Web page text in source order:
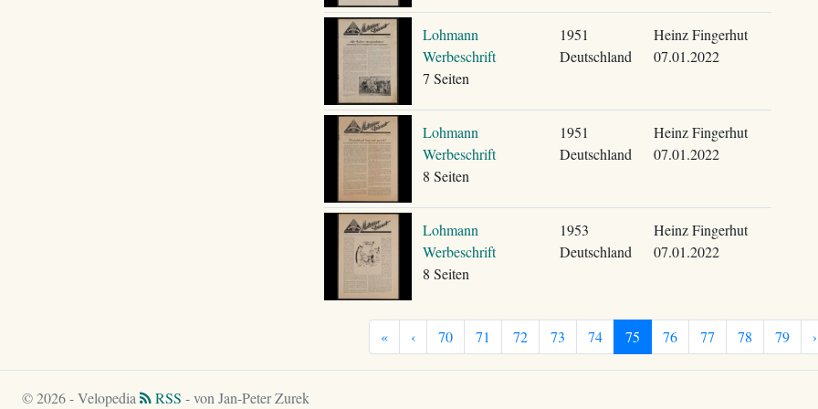
Lohmann
Werbeschrift
7 Seiten
1951
Deutschland
Heinz Fingerhut
07.01.2022
Lohmann
Werbeschrift
8 Seiten
1951
Deutschland
Heinz Fingerhut
07.01.2022
Lohmann
Werbeschrift
8 Seiten
1953
Deutschland
Heinz Fingerhut
07.01.2022
« ‹ 70 71 72 73 74 75 76 77 78 79 ›
© 2026 - Velopedia RSS - von Jan-Peter Zurek